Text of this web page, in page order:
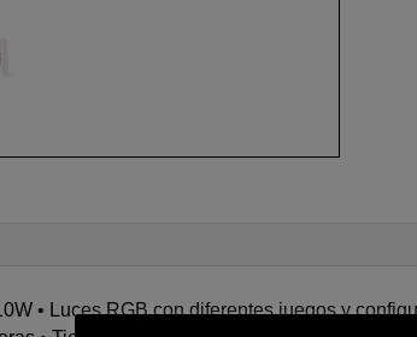
• Luces RGB con diferentes juegos y